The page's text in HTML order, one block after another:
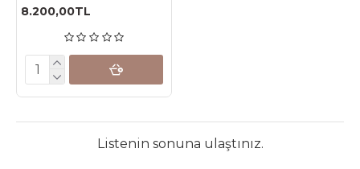
8.200,00TL
Listenin sonuna ulaştınız.